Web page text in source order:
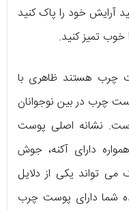
آرایش خود را پاک کنید
تمیز کنید.
چرب هستند ظاهری با
چرب در بین نوجوانان
شایع است. نشانه اصلی پوست
دارای آکنه، جوش
تواند یکی از دلایل
شما دارای پوست چرب